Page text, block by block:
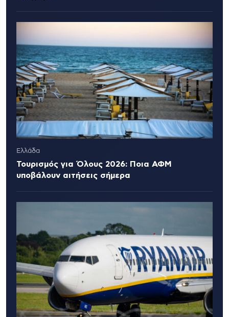
Ελλάδα
Τουρισμός για Όλους 2026: Ποια ΑΦΜ
υποβάλουν αιτήσεις σήμερα